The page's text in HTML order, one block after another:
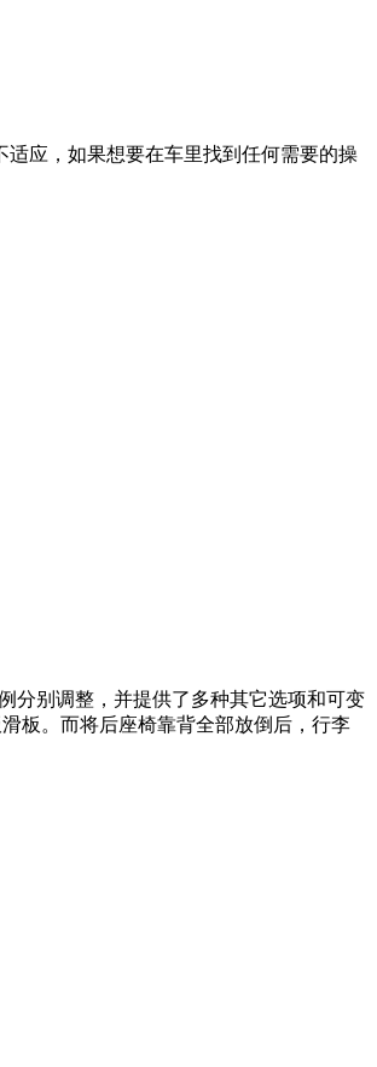
应，如果想要在车里找到任何需要的操
分别调整，并提供了多种其它选项和可变
板。而将后座椅靠背全部放倒后，行李